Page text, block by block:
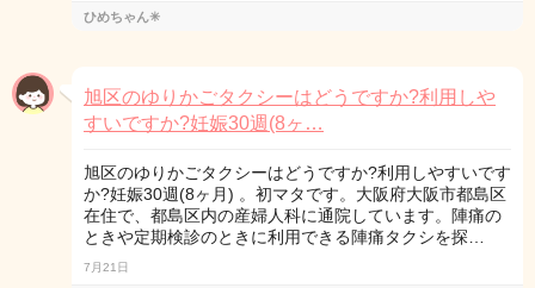
ひめちゃん✳︎
旭区のゆりかごタクシーはどうですか?利用しや
すいですか?妊娠30週(8ヶ…
旭区のゆりかごタクシーはどうですか?利用しやすいです
か?妊娠30週(8ヶ月) 。初マタです。大阪府大阪市都島区
在住で、都島区内の産婦人科に通院しています。陣痛の
ときや定期検診のときに利用できる陣痛タクシを探…
7月21日